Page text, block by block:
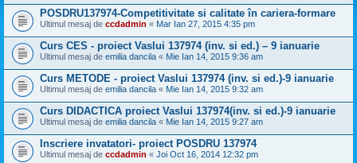
POSDRU137974-Competitivitate si calitate în cariera-formare
Ultimul mesaj de ccdadmin « Mar Ian 27, 2015 4:35 pm
Curs CES - proiect Vaslui 137974 (inv. si ed.) – 9 ianuarie
Ultimul mesaj de emilia dancila « Mie Ian 14, 2015 9:36 am
Curs METODE - proiect Vaslui 137974 (inv. si ed.)-9 ianuarie
Ultimul mesaj de emilia dancila « Mie Ian 14, 2015 9:32 am
Curs DIDACTICA proiect Vaslui 137974(inv. si ed.)-9 ianuarie
Ultimul mesaj de emilia dancila « Mie Ian 14, 2015 9:27 am
Inscriere invatatori- proiect POSDRU 137974
Ultimul mesaj de ccdadmin « Joi Oct 16, 2014 12:32 pm